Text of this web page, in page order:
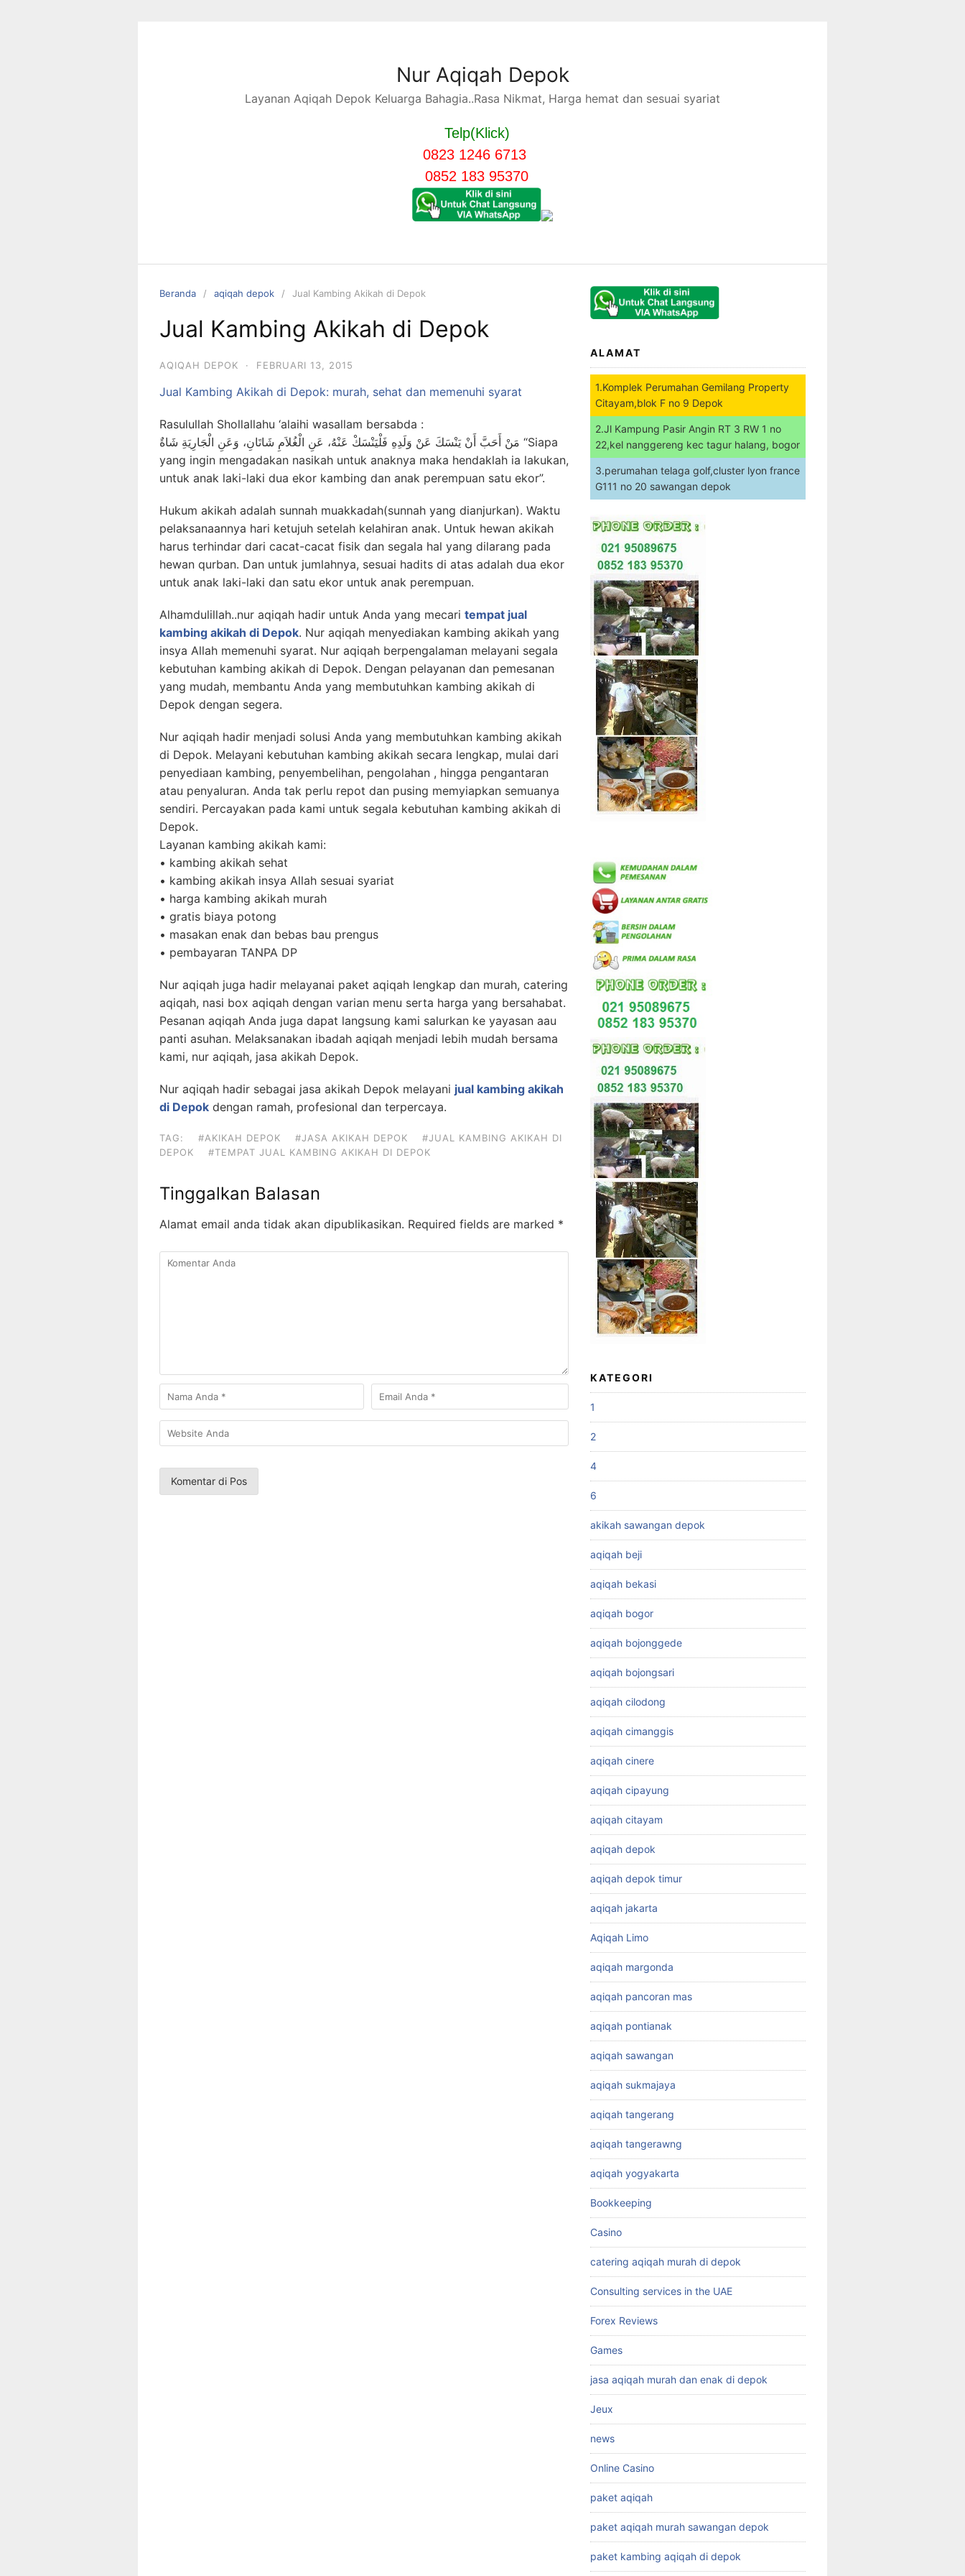
Nur Aqiqah Depok
Layanan Aqiqah Depok Keluarga Bahagia..Rasa Nikmat, Harga hemat dan sesuai syariat
Telp(Klick)
0823 1246 6713
0852 183 95370
Beranda aqiqah depok Jual Kambing Akikah di Depok
Jual Kambing Akikah di Depok
AQIQAH DEPOK · FEBRUARI 13, 2015
Jual Kambing Akikah di Depok: murah, sehat dan memenuhi syarat
Rasulullah Shollallahu ‘alaihi wasallam bersabda :
مَنْ أَحَبَّ أَنْ يَنْسَكَ عَنْ وَلَدِهِ فَلْيَنْسَكْ عَنْهُ، عَنِ الْغُلاَمِ شَاتَانِ، وَعَنِ الْجَارِيَةِ شَاةٌ “Siapa
yang ingin mengadakan nasikah untuk anaknya maka hendaklah ia lakukan,
untuk anak laki-laki dua ekor kambing dan anak perempuan satu ekor”.
Hukum akikah adalah sunnah muakkadah(sunnah yang dianjurkan). Waktu
pelaksanaannya hari ketujuh setelah kelahiran anak. Untuk hewan akikah
harus terhindar dari cacat-cacat fisik dan segala hal yang dilarang pada
hewan qurban. Dan untuk jumlahnya, sesuai hadits di atas adalah dua ekor
untuk anak laki-laki dan satu ekor untuk anak perempuan.
Alhamdulillah..nur aqiqah hadir untuk Anda yang mecari tempat jual
kambing akikah di Depok. Nur aqiqah menyediakan kambing akikah yang
insya Allah memenuhi syarat. Nur aqiqah berpengalaman melayani segala
kebutuhan kambing akikah di Depok. Dengan pelayanan dan pemesanan
yang mudah, membantu Anda yang membutuhkan kambing akikah di
Depok dengan segera.
Nur aqiqah hadir menjadi solusi Anda yang membutuhkan kambing akikah
di Depok. Melayani kebutuhan kambing akikah secara lengkap, mulai dari
penyediaan kambing, penyembelihan, pengolahan , hingga pengantaran
atau penyaluran. Anda tak perlu repot dan pusing memyiapkan semuanya
sendiri. Percayakan pada kami untuk segala kebutuhan kambing akikah di
Depok.
Layanan kambing akikah kami:
• kambing akikah sehat
• kambing akikah insya Allah sesuai syariat
• harga kambing akikah murah
• gratis biaya potong
• masakan enak dan bebas bau prengus
• pembayaran TANPA DP
Nur aqiqah juga hadir melayanai paket aqiqah lengkap dan murah, catering
aqiqah, nasi box aqiqah dengan varian menu serta harga yang bersahabat.
Pesanan aqiqah Anda juga dapat langsung kami salurkan ke yayasan aau
panti asuhan. Melaksanakan ibadah aqiqah menjadi lebih mudah bersama
kami, nur aqiqah, jasa akikah Depok.
Nur aqiqah hadir sebagai jasa akikah Depok melayani jual kambing akikah
di Depok dengan ramah, profesional dan terpercaya.
TAG: #AKIKAH DEPOK #JASA AKIKAH DEPOK
#JUAL KAMBING AKIKAH DI
DEPOK
#TEMPAT JUAL KAMBING AKIKAH DI DEPOK
Tinggalkan Balasan
Alamat email anda tidak akan dipublikasikan. Required fields are marked *
ALAMAT
1.Komplek Perumahan Gemilang Property
Citayam,blok F no 9 Depok
2.Jl Kampung Pasir Angin RT 3 RW 1 no
22,kel nanggereng kec tagur halang, bogor
3.perumahan telaga golf,cluster lyon france
G111 no 20 sawangan depok
KATEGORI
1
2
4
6
akikah sawangan depok
aqiqah beji
aqiqah bekasi
aqiqah bogor
aqiqah bojonggede
aqiqah bojongsari
aqiqah cilodong
aqiqah cimanggis
aqiqah cinere
aqiqah cipayung
aqiqah citayam
aqiqah depok
aqiqah depok timur
aqiqah jakarta
Aqiqah Limo
aqiqah margonda
aqiqah pancoran mas
aqiqah pontianak
aqiqah sawangan
aqiqah sukmajaya
aqiqah tangerang
aqiqah tangerawng
aqiqah yogyakarta
Bookkeeping
Casino
catering aqiqah murah di depok
Consulting services in the UAE
Forex Reviews
Games
jasa aqiqah murah dan enak di depok
Jeux
news
Online Casino
paket aqiqah
paket aqiqah murah sawangan depok
paket kambing aqiqah di depok